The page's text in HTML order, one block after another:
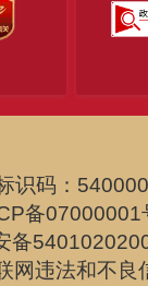
识码：
备07000001
备
违法和不良